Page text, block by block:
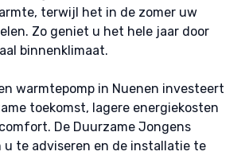
terwijl het in de zomer uw
Zo geniet u het hele jaar door
binnenklimaat.
warmtepomp in Nuenen investeert
toekomst, lagere energiekosten
De Duurzame Jongens
u te adviseren en de installatie te